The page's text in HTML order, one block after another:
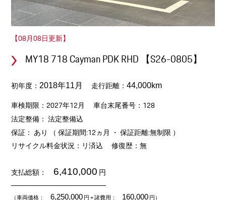
【08月08日更新】
MY18 718 Cayman PDK RHD 【S26-0805】
初年度：2018年11月 走行距離：44,000km
車検期限：2027年12月
車台末尾番号：128
法定整備： 法定整備込
保証： あり （ 保証期間:12ヵ月 ・ 保証距離:無制限 ）
リサイクル料金状況：リ済込
修復歴：無
支払総額： 6,410,000 円
（車両価格： 6,250,000円+ 諸費用： 160,000円）